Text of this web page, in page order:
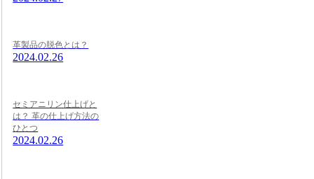
革製品の脱色とは？
2024.02.26
セミアニリン仕上げと
は？ 革の仕上げ方法の
ひとつ
2024.02.26